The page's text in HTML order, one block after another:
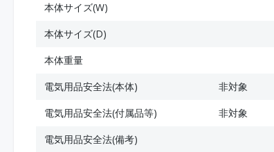
本体サイズ(W)
本体サイズ(D)
本体重量
電気用品安全法(本体)
非対象
電気用品安全法(付属品等)
非対象
電気用品安全法(備考)